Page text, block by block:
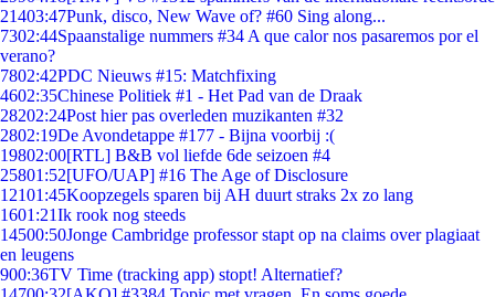
21403:47Punk, disco, New Wave of? #60 Sing along...
7302:44Spaanstalige nummers #34 A que calor nos pasaremos por el
verano?
7802:42PDC Nieuws #15: Matchfixing
4602:35Chinese Politiek #1 - Het Pad van de Draak
28202:24Post hier pas overleden muzikanten #32
2802:19De Avondetappe #177 - Bijna voorbij :(
19802:00[RTL] B&B vol liefde 6de seizoen #4
25801:52[UFO/UAP] #16 The Age of Disclosure
12101:45Koopzegels sparen bij AH duurt straks 2x zo lang
1601:21Ik rook nog steeds
14500:50Jonge Cambridge professor stapt op na claims over plagiaat
en leugens
900:36TV Time (tracking app) stopt! Alternatief?